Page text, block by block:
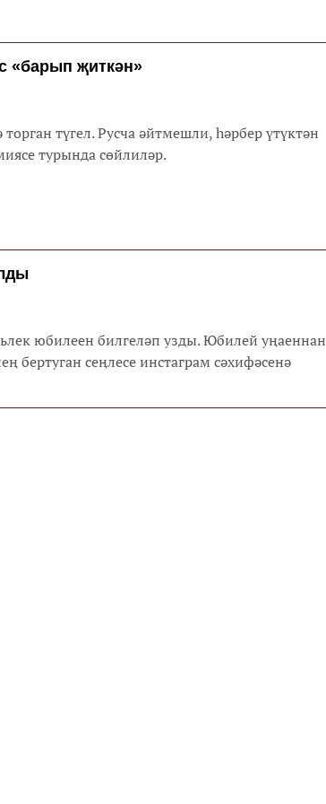
«барып җиткән»
түгел. Русча әйтмешли, һәрбер үтүктән
турында сөйлиләр.
юбилеен билгеләп узды. Юбилей уңаеннан
бертуган сеңлесе инстаграм сәхифәсенә